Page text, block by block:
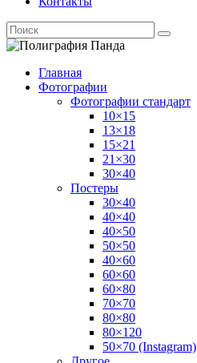
Главная
Фотографии
Фотографии стандарт
10×15
13×18
15×21
21×30
30×40
Постеры
30×40
40×40
40×50
50×50
40×60
60×60
60×80
70×70
80×80
80×120
50×70 (Instagram)